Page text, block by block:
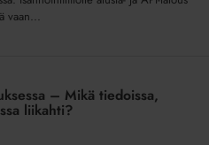
vaan...
– Mikä tiedoissa,
liikahti?